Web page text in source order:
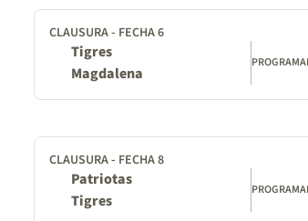
CLAUSURA - FECHA 6
Tigres
Magdalena
CLAUSURA - FECHA 8
Patriotas
Tigres